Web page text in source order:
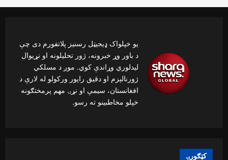
یو خپلواک ډیجیټل رسنیز پلاتفورم دی چې
د باور وړ خبرونه، ژور تحلیلونه او نړیوال
لیدلوري وړاندې کوي. موږ د مسلکي
ژورنالېزم او دقیق راپور ورکولو له لارې د
افغانستان، سیمې او نړۍ مهم پرمختګونه
خپلو مخاطبینو ته رسو.
کټګورۍ